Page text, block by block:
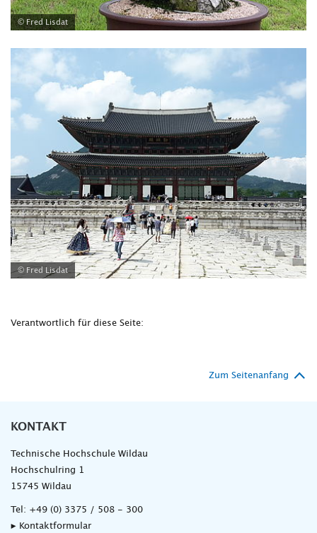
© Fred Lisdat
© Fred Lisdat
Verantwortlich für diese Seite:
Zum Seitenanfang
KONTAKT
Technische Hochschule Wildau
Hochschulring 1
15745 Wildau
Tel: +49 (0) 3375 / 508 - 300
▸ Kontaktformular